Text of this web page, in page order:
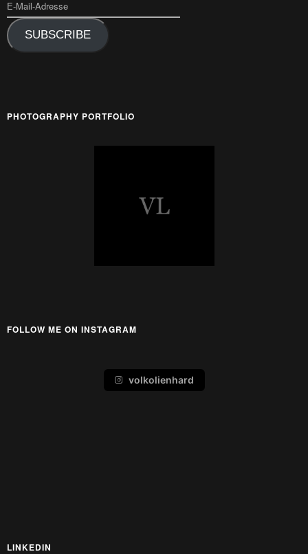
SUBSCRIBE
PHOTOGRAPHY PORTFOLIO
FOLLOW ME ON INSTAGRAM
volkolienhard
LINKEDIN